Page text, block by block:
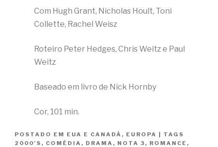
Com Hugh Grant, Nicholas Hoult, Toni
Collette, Rachel Weisz
Roteiro Peter Hedges, Chris Weitz e Paul
Weitz
Baseado em livro de Nick Hornby
Cor, 101 min.
POSTADO EM EUA E CANADÁ , EUROPA | TAGS
2000'S , COMÉDIA , DRAMA , NOTA 3 , ROMANCE ,